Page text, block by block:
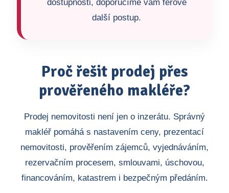
dostupnosti, doporučíme vám férově
další postup.
Proč řešit prodej přes
prověřeného makléře?
Prodej nemovitosti není jen o inzerátu. Správný
makléř pomáhá s nastavením ceny, prezentací
nemovitosti, prověřením zájemců, vyjednáváním,
rezervačním procesem, smlouvami, úschovou,
financováním, katastrem i bezpečným předáním.